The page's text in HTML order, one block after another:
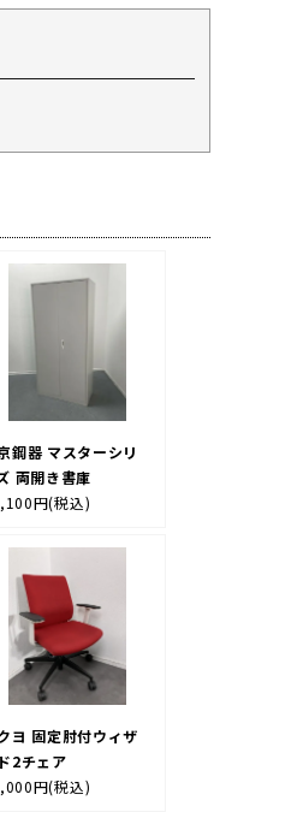
鋼器 マスターシリ
両開き書庫
円(税込)
ヨ 固定肘付ウィザ
2チェア
円(税込)